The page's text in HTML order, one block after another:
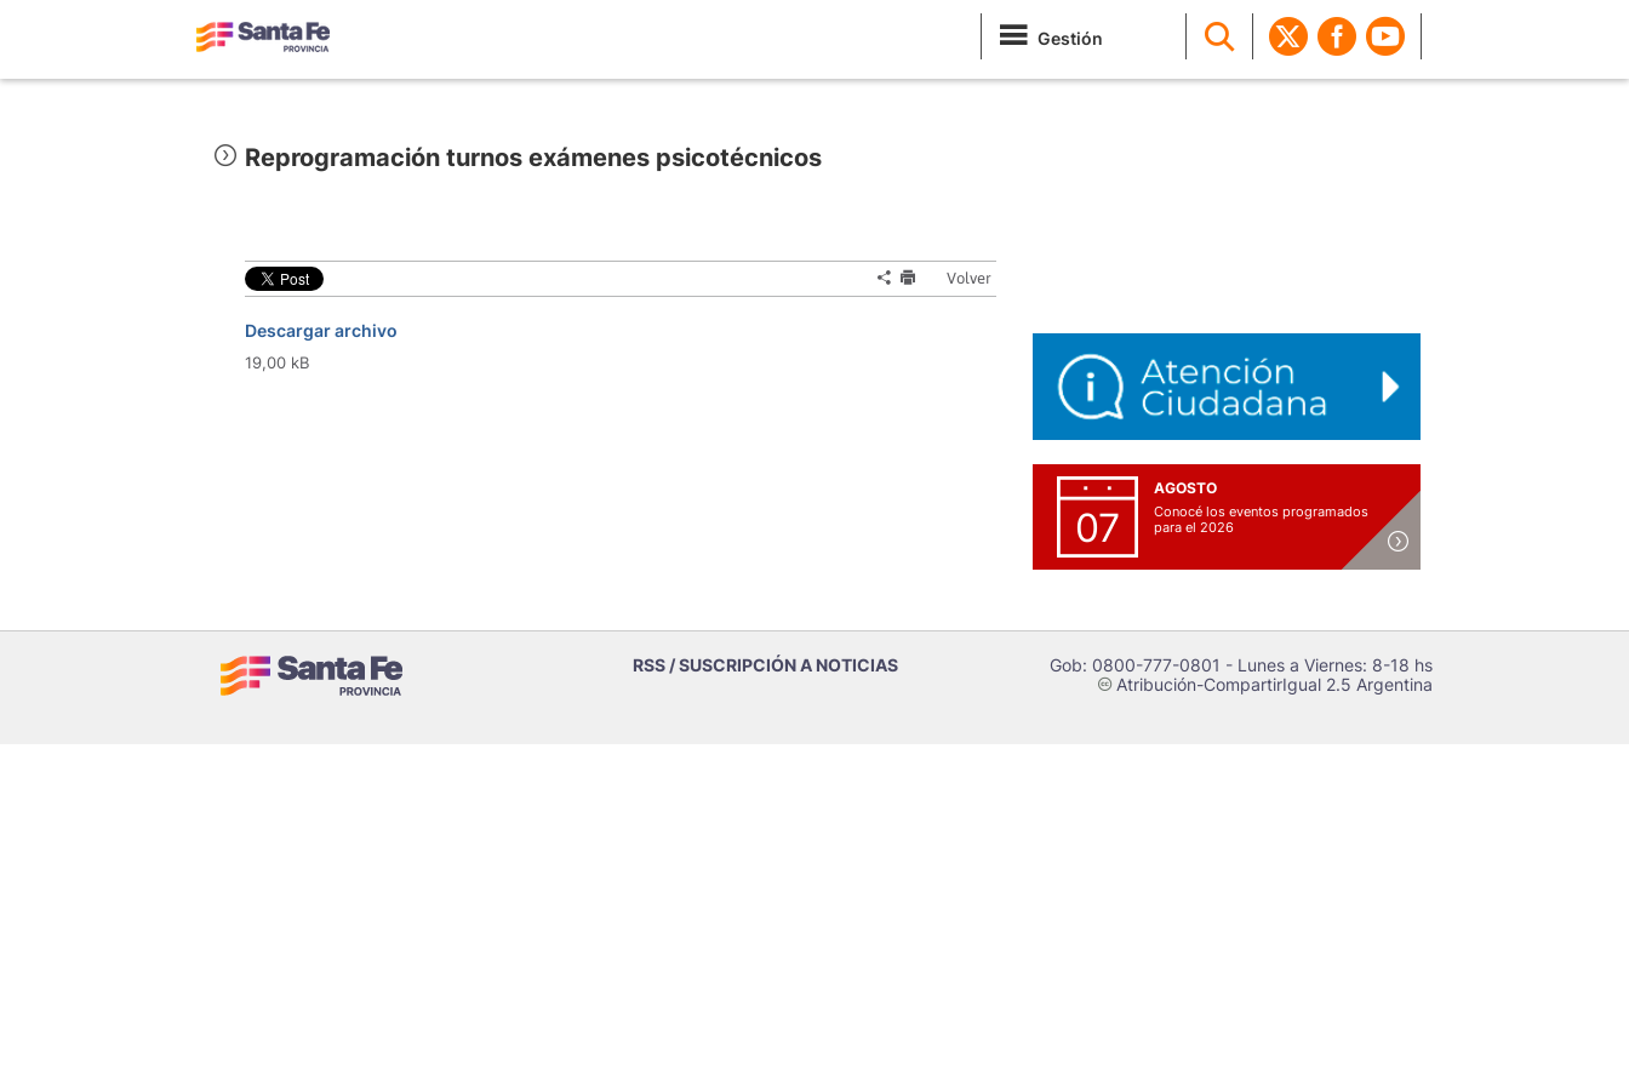
Gestión
Reprogramación turnos exámenes psicotécnicos
Volver
Descargar archivo
19,00 kB
07
AGOSTO
Conocé los eventos programados
para el 2026
RSS / SUSCRIPCIÓN A NOTICIAS Gob: 0800-777-0801 - Lunes a Viernes: 8-18 hs
cAtribución-CompartirIgual 2.5 Argentina